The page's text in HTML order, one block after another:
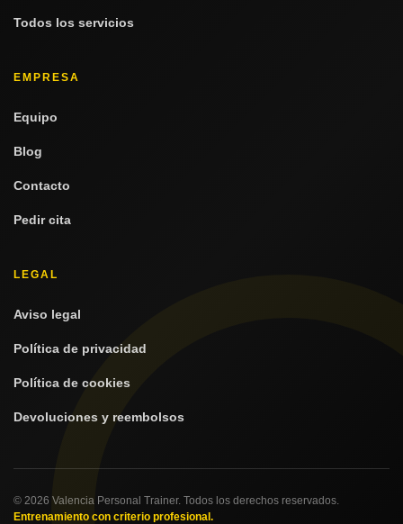
Todos los servicios
EMPRESA
Equipo
Blog
Contacto
Pedir cita
LEGAL
Aviso legal
Política de privacidad
Política de cookies
Devoluciones y reembolsos
© 2026 Valencia Personal Trainer. Todos los derechos reservados.
Entrenamiento con criterio profesional.